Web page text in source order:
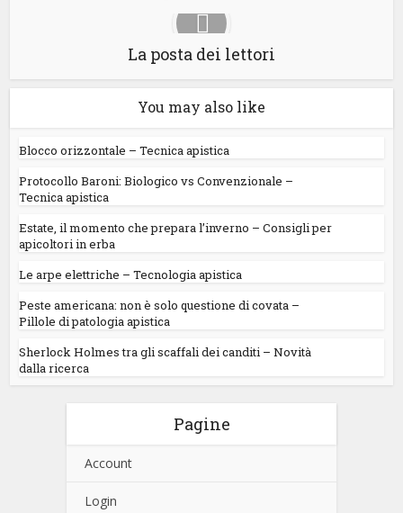
La posta dei lettori
You may also like
Blocco orizzontale – Tecnica apistica
Protocollo Baroni: Biologico vs Convenzionale –
Tecnica apistica
Estate, il momento che prepara l’inverno – Consigli per
apicoltori in erba
Le arpe elettriche – Tecnologia apistica
Peste americana: non è solo questione di covata –
Pillole di patologia apistica
Sherlock Holmes tra gli scaffali dei canditi – Novità
dalla ricerca
Pagine
Account
Login